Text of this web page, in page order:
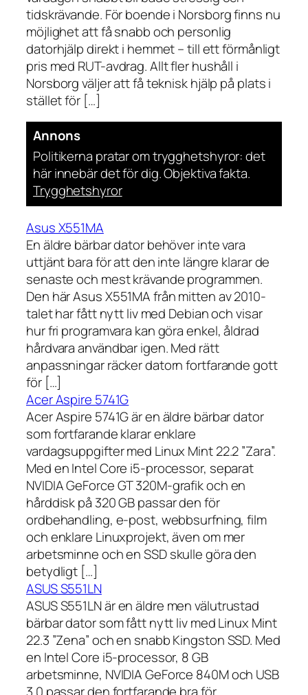
tidskrävande. För boende i Norsborg finns nu
möjlighet att få snabb och personlig
datorhjälp direkt i hemmet – till ett förmånligt
pris med RUT-avdrag. Allt fler hushåll i
Norsborg väljer att få teknisk hjälp på plats i
stället för […]
Annons
Politikerna pratar om trygghetshyror: det
här innebär det för dig. Objektiva fakta.
Trygghetshyror
Asus X551MA
En äldre bärbar dator behöver inte vara
uttjänt bara för att den inte längre klarar de
senaste och mest krävande programmen.
Den här Asus X551MA från mitten av 2010-
talet har fått nytt liv med Debian och visar
hur fri programvara kan göra enkel, åldrad
hårdvara användbar igen. Med rätt
anpassningar räcker datorn fortfarande gott
för […]
Acer Aspire 5741G
Acer Aspire 5741G är en äldre bärbar dator
som fortfarande klarar enklare
vardagsuppgifter med Linux Mint 22.2 ”Zara”.
Med en Intel Core i5-processor, separat
NVIDIA GeForce GT 320M-grafik och en
hårddisk på 320 GB passar den för
ordbehandling, e-post, webbsurfning, film
och enklare Linuxprojekt, även om mer
arbetsminne och en SSD skulle göra den
betydligt […]
ASUS S551LN
ASUS S551LN är en äldre men välutrustad
bärbar dator som fått nytt liv med Linux Mint
22.3 ”Zena” och en snabb Kingston SSD. Med
en Intel Core i5-processor, 8 GB
arbetsminne, NVIDIA GeForce 840M och USB